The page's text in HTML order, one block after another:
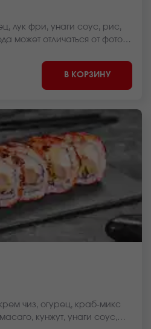
лук фри, унаги соус, рис,
может отличаться от фото
В КОРЗИНУ
чиз, огурец, краб-микс
кунжут, унаги соус,